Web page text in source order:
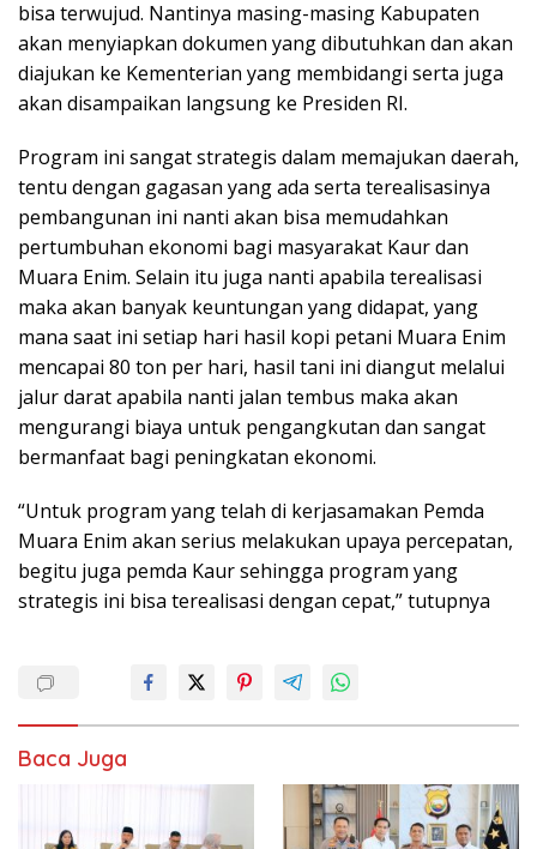
bisa terwujud. Nantinya masing-masing Kabupaten
akan menyiapkan dokumen yang dibutuhkan dan akan
diajukan ke Kementerian yang membidangi serta juga
akan disampaikan langsung ke Presiden RI.
Program ini sangat strategis dalam memajukan daerah,
tentu dengan gagasan yang ada serta terealisasinya
pembangunan ini nanti akan bisa memudahkan
pertumbuhan ekonomi bagi masyarakat Kaur dan
Muara Enim. Selain itu juga nanti apabila terealisasi
maka akan banyak keuntungan yang didapat, yang
mana saat ini setiap hari hasil kopi petani Muara Enim
mencapai 80 ton per hari, hasil tani ini diangut melalui
jalur darat apabila nanti jalan tembus maka akan
mengurangi biaya untuk pengangkutan dan sangat
bermanfaat bagi peningkatan ekonomi.
“Untuk program yang telah di kerjasamakan Pemda
Muara Enim akan serius melakukan upaya percepatan,
begitu juga pemda Kaur sehingga program yang
strategis ini bisa terealisasi dengan cepat,” tutupnya
Baca Juga